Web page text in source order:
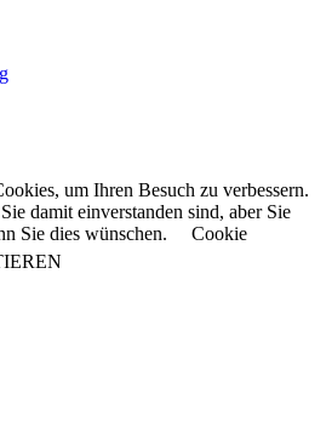
um Ihren Besuch zu verbessern.
damit einverstanden sind, aber Sie
Sie dies wünschen.
Cookie